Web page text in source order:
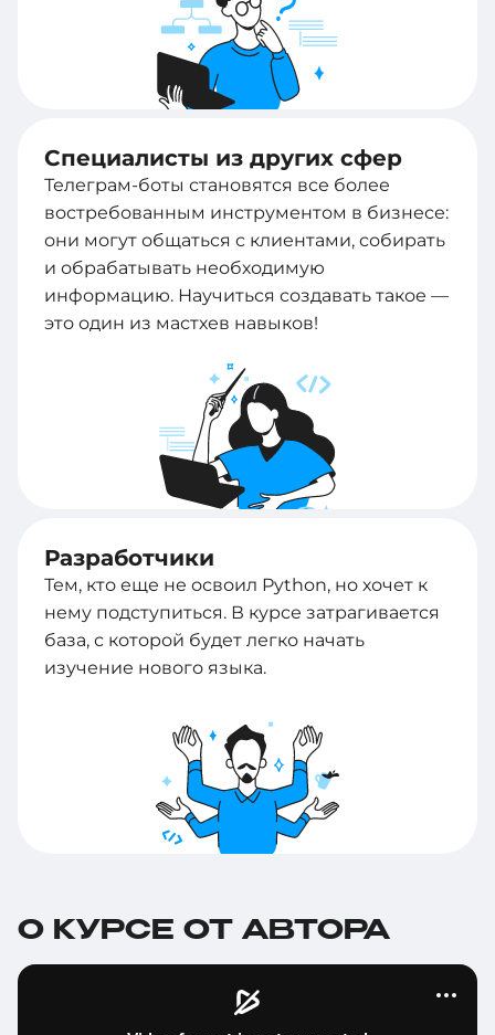
Специалисты из других сфер
Телеграм-боты становятся все более
востребованным инструментом в бизнесе:
они могут общаться с клиентами, собирать
и обрабатывать необходимую
информацию. Научиться создавать такое —
это один из мастхев навыков!
Разработчики
Тем, кто еще не освоил Python, но хочет к
нему подступиться. В курсе затрагивается
база, с которой будет легко начать
изучение нового языка.
О КУРСЕ ОТ АВТОРА